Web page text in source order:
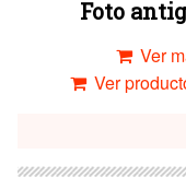
Foto
Ver
Ver